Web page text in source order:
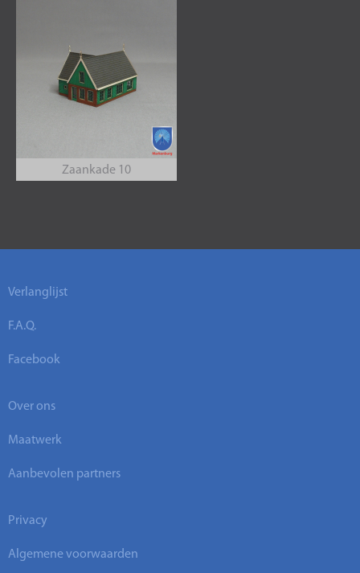
Zaankade 10
Verlanglijst
F.A.Q.
Facebook
Over ons
Maatwerk
Aanbevolen partners
Privacy
Algemene voorwaarden